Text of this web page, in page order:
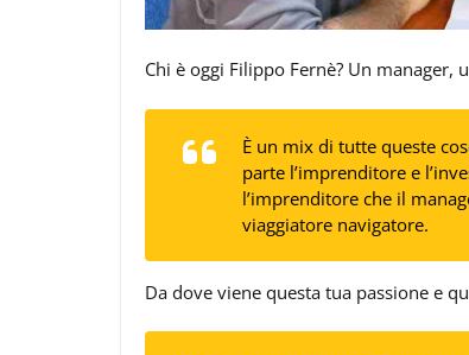
Chi è oggi Filippo Fernè? Un
È un mix di tutte queste
parte l’imprenditore e
l’imprenditore che il
viaggiatore navigatore.
Da dove viene questa tua passione e